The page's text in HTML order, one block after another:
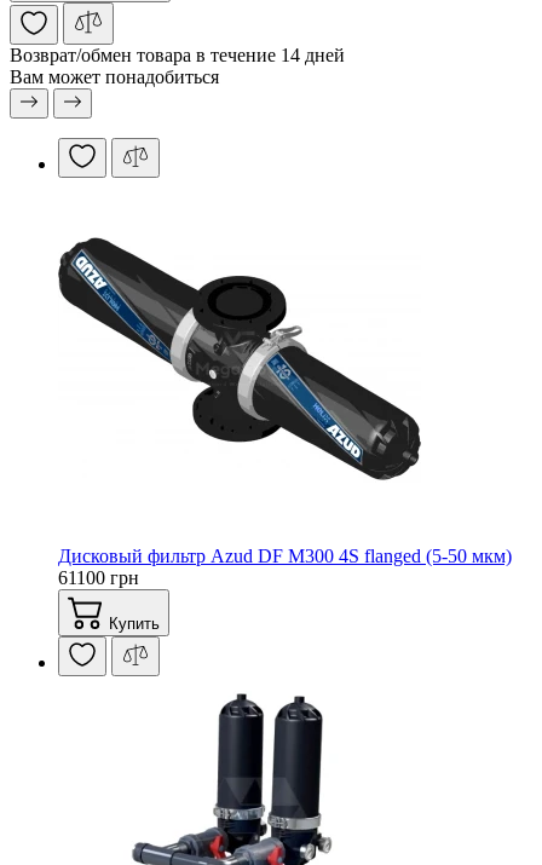
Возврат/обмен товара в течение 14 дней
Вам может понадобиться
Дисковый фильтр Azud DF M300 4S flanged (5-50 мкм)
61100 грн
Купить